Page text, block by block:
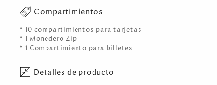
Compartimientos
* 10 compartimientos para tarjetas
* 1 Monedero Zip
* 1 Compartimiento para billetes
Detalles de producto